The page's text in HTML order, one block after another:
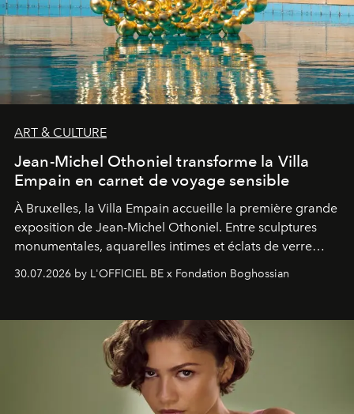
ART & CULTURE
Jean-Michel Othoniel transforme la Villa
Empain en carnet de voyage sensible
À Bruxelles, la Villa Empain accueille la première grande
exposition de Jean-Michel Othoniel. Entre sculptures
monumentales, aquarelles intimes et éclats de verre
soufflé, l’artiste français compose un itinéraire
émotionnel où chaque œuvre devient le souvenir
émerveillement.
30.07.2026 by L'OFFICIEL BE x Fondation Boghossian